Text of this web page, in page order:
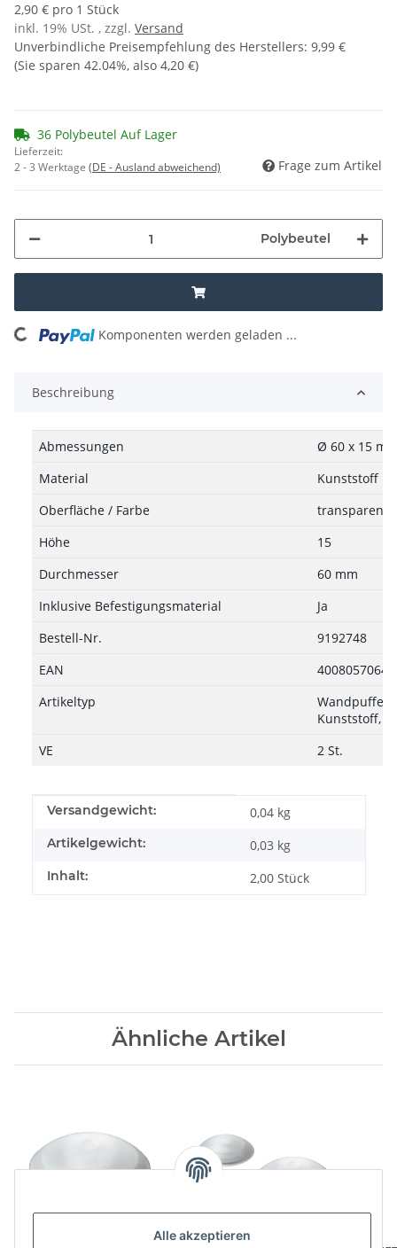
Alle akzeptieren
2,90 € pro 1 Stück
inkl. 19% USt. , zzgl. Versand
Unverbindliche Preisempfehlung des Herstellers: 9,99 €
(Sie sparen 42.04%, also 4,20 €)
36 Polybeutel Auf Lager
Lieferzeit:
2 - 3 Werktage (DE - Ausland abweichend) Frage zum Artikel
Polybeutel
Komponenten werden geladen ...
Beschreibung
Abmessungen
Ø 60 x 15
Material
Kunststoff
Oberfläche / Farbe
transparent
Höhe
15
Durchmesser
60 mm
Inklusive Befestigungsmaterial
Ja
Bestell-Nr.
9192748
EAN
Artikeltyp
Wandpuffer
Kunststoff,
VE
2 St.
Produkteigenschaft
Wert
Versandgewicht: 0,04 kg
Artikelgewicht: 0,03 kg
Inhalt: 2,00 Stück
Ähnliche Artikel